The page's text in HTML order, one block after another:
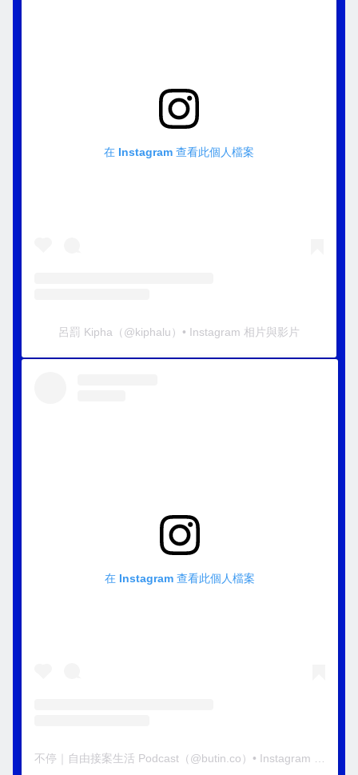
在 Instagram 查看此個人檔案
呂罰 Kipha （@kiphalu ）• Instagram 相片與影片
在 Instagram 查看此個人檔案
不停｜自由接案生活 Podcast （@butin.co ）• Instagram 相片與影片